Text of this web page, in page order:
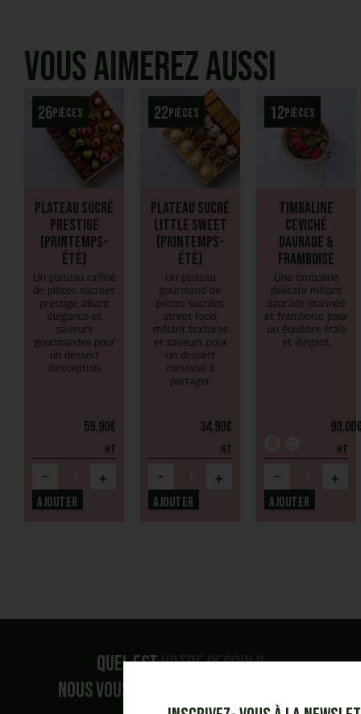
Vous aimerez aussi
26pièces
Plateau Sucré
Prestige
(Printemps-
Été)
Un plateau raffiné
de pièces sucrées
prestige, alliant
élégance et
saveurs
gourmandes pour
un dessert
d’exception.
59,90€
HT
- +
Ajouter
22pièces
Plateau Sucré
Little Sweet
(Printemps-
Été)
Un plateau
gourmand de
pièces sucrées
street food,
mêlant textures
et saveurs pour
un dessert
convivial à
partager.
34,90€
HT
- +
Ajouter
12pièces
Timbaline
Ceviché
daurade &
framboise
Une timbaline
délicate mêlant
daurade marinée
et framboise pour
un équilibre frais
et élégant.
90,00
HT
- +
Ajouter
Quel estvotre besoin ?
Nous vous accompagnons dans vos